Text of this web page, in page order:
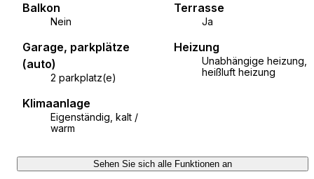
Balkon
Nein
Terrasse
Ja
Garage, parkplätze
(auto)
2 parkplatz(e)
Heizung
Unabhängige heizung,
heißluft heizung
Klimaanlage
Eigenständig, kalt /
warm
Sehen Sie sich alle Funktionen an